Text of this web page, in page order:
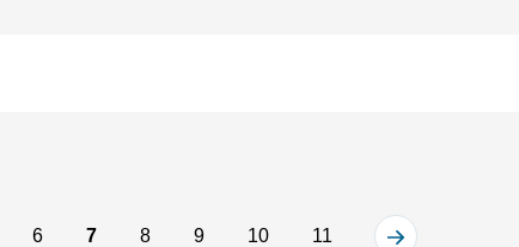
6 7 8 9 10 11